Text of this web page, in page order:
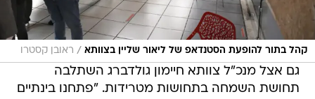
קהל בתור להופעת הסטנדאפ של ליאור שליין בצוותא / ראובן קסטרו
גם אצל מנכ"ל צוותא חיימון גולדברג השתלבה
תחושת השמחה בתחושות מטרידות. "פתחנו בינתיים